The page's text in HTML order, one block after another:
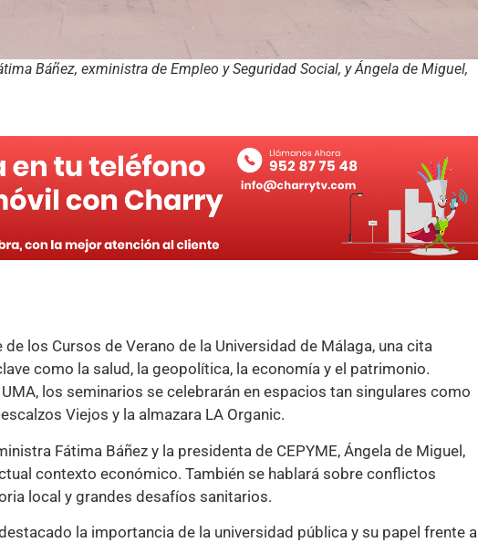
Báñez, exministra de Empleo y Seguridad Social, y Ángela de Miguel,
los Cursos de Verano de la Universidad de Málaga, una cita
como la salud, la geopolítica, la economía y el patrimonio.
los seminarios se celebrarán en espacios tan singulares como
Viejos y la almazara LA Organic.
Fátima Báñez y la presidenta de CEPYME, Ángela de Miguel,
contexto económico. También se hablará sobre conflictos
local y grandes desafíos sanitarios.
la importancia de la universidad pública y su papel frente a